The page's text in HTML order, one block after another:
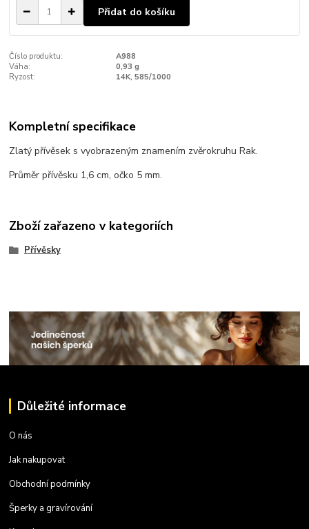
Přidat do košíku
Číslo produktu:
A988
Váha:
0,93 g
Ryzost:
14K, 585/1000
Kompletní specifikace
Zlatý přívěsek s vyobrazeným znamením zvěrokruhu Rak.
Průměr přívěsku 1,6 cm, očko 5 mm.
Zboží zařazeno v kategoriích
Přívěsky
Důležité informace
O nás
Jak nakupovat
Obchodní podmínky
Šperky a gravírování